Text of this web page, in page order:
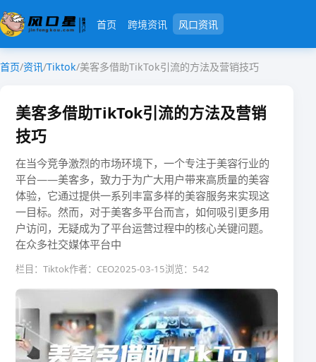
首页 跨境资讯 风口资讯
首页/资讯/Tiktok/美客多借助TikTok引流的方法及营销技巧
美客多借助TikTok引流的方法及营销
技巧
在当今竞争激烈的市场环境下，一个专注于美容行业的
平台——美客多，致力于为广大用户带来高质量的美容
体验，它通过提供一系列丰富多样的美容服务来实现这
一目标。然而，对于美客多平台而言，如何吸引更多用
户访问，无疑成为了平台运营过程中的核心关键问题。
在众多社交媒体平台中
栏目：Tiktok作者：CEO2025-03-15浏览：542